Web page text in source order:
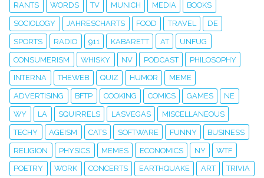
RANTS WORDS TV MUNICH MEDIA BOOKS
SOCIOLOGY JAHRESCHARTS FOOD TRAVEL DE
SPORTS RADIO 911 KABARETT AT UNFUG
CONSUMERISM WHISKY NV PODCAST PHILOSOPHY
INTERNA THEWEB QUIZ HUMOR MEME
ADVERTISING BFTP COOKING COMICS GAMES NE
WY LA SQUIRRELS LASVEGAS MISCELLANEOUS
TECHY AGEISM CATS SOFTWARE FUNNY BUSINESS
RELIGION PHYSICS MEMES ECONOMICS NY WTF
POETRY WORK CONCERTS EARTHQUAKE ART TRIVIA